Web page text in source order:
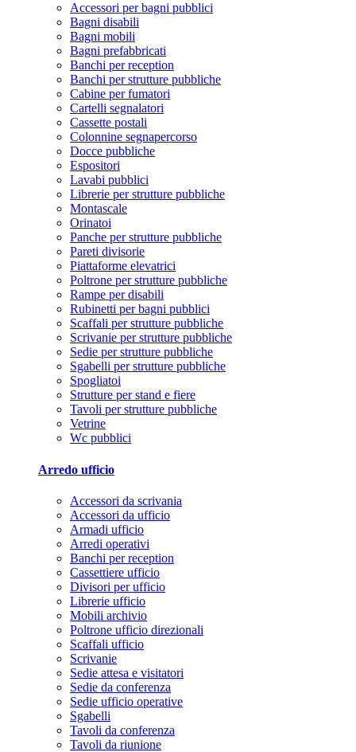
Accessori per bagni pubblici
Bagni disabili
Bagni mobili
Bagni prefabbricati
Banchi per reception
Banchi per strutture pubbliche
Cabine per fumatori
Cartelli segnalatori
Cassette postali
Colonnine segnapercorso
Docce pubbliche
Espositori
Lavabi pubblici
Librerie per strutture pubbliche
Montascale
Orinatoi
Panche per strutture pubbliche
Pareti divisorie
Piattaforme elevatrici
Poltrone per strutture pubbliche
Rampe per disabili
Rubinetti per bagni pubblici
Scaffali per strutture pubbliche
Scrivanie per strutture pubbliche
Sedie per strutture pubbliche
Sgabelli per strutture pubbliche
Spogliatoi
Strutture per stand e fiere
Tavoli per strutture pubbliche
Vetrine
Wc pubblici
Arredo ufficio
Accessori da scrivania
Accessori da ufficio
Armadi ufficio
Arredi operativi
Banchi per reception
Cassettiere ufficio
Divisori per ufficio
Librerie ufficio
Mobili archivio
Poltrone ufficio direzionali
Scaffali ufficio
Scrivanie
Sedie attesa e visitatori
Sedie da conferenza
Sedie ufficio operative
Sgabelli
Tavoli da conferenza
Tavoli da riunione